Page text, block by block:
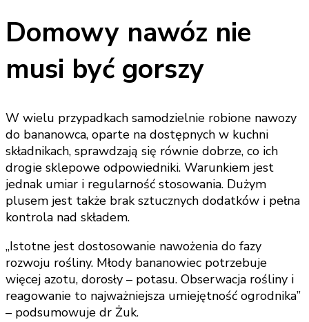
Domowy nawóz nie
musi być gorszy
W wielu przypadkach samodzielnie robione nawozy
do bananowca, oparte na dostępnych w kuchni
składnikach, sprawdzają się równie dobrze, co ich
drogie sklepowe odpowiedniki. Warunkiem jest
jednak umiar i regularność stosowania. Dużym
plusem jest także brak sztucznych dodatków i pełna
kontrola nad składem.
„Istotne jest dostosowanie nawożenia do fazy
rozwoju rośliny. Młody bananowiec potrzebuje
więcej azotu, dorosły – potasu. Obserwacja rośliny i
reagowanie to najważniejsza umiejętność ogrodnika”
– podsumowuje dr Żuk.